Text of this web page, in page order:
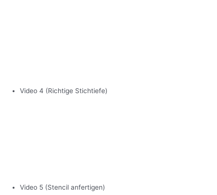
Video 4 (Richtige Stichtiefe)
Video 5 (Stencil anfertigen)